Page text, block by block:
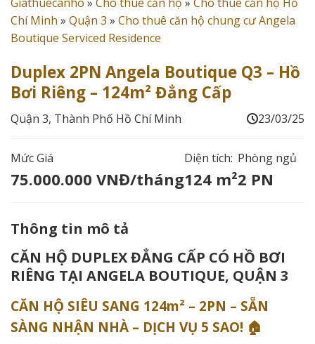
Chí Minh » Quận 3 » Cho thuê căn hộ chung cư Angela
Boutique Serviced Residence
Duplex 2PN Angela Boutique Q3 – Hồ
Bơi Riêng – 124m² Đẳng Cấp
Quận 3, Thành Phố Hồ Chí Minh 23/03/25
Mức Giá
75.000.000 VNĐ/tháng
Diện tích:
124 m²
Phòng ngủ
2 PN
Thông tin mô tả
CĂN HỘ DUPLEX ĐẲNG CẤP CÓ HỒ BƠI
RIÊNG TẠI ANGELA BOUTIQUE, QUẬN 3
CĂN HỘ SIÊU SANG 124m² – 2PN – SẴN
SÀNG NHẬN NHÀ – DỊCH VỤ 5 SAO! 🏠